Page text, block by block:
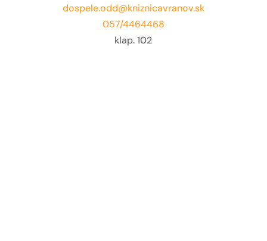
dospele.odd@kniznicavranov.sk
057/4464468
klap. 102